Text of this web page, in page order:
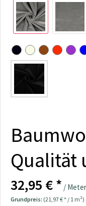
Qualität
32,95 € * / Meter
Grundpreis: (21,97 € * / 1 m²)